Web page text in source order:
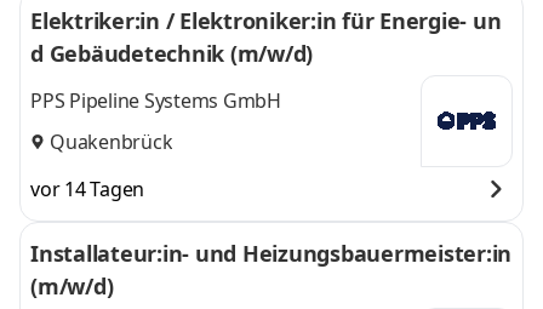
Elektriker:in / Elektroniker:in für Energie- un
d Gebäudetechnik (m/w/d)
PPS Pipeline Systems GmbH
Quakenbrück
vor 14 Tagen
Installateur:in- und Heizungsbauermeister:in
(m/w/d)